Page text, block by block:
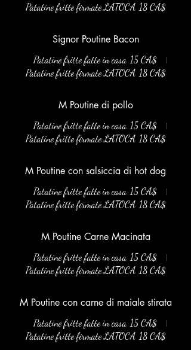
Patatine fritte firmate LATOCA 18 CA$
Signor Poutine Bacon
Patatine fritte fatte in casa 15 CA$
Patatine fritte firmate LATOCA 18 CA$
M Poutine di pollo
Patatine fritte fatte in casa 15 CA$
Patatine fritte firmate LATOCA 18 CA$
M Poutine con salsiccia di hot dog
Patatine fritte fatte in casa 15 CA$
Patatine fritte firmate LATOCA 18 CA$
M Poutine Carne Macinata
Patatine fritte fatte in casa 15 CA$
Patatine fritte firmate LATOCA 18 CA$
M Poutine con carne di maiale stirata
Patatine fritte fatte in casa 15 CA$
Patatine fritte firmate LATOCA 18 CA$